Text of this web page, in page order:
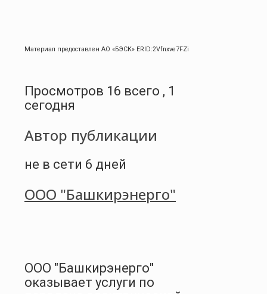
Материал предоставлен АО «БЭСК» ERID:2Vfnxve7FZi
Просмотров 16 всего , 1
сегодня
Автор публикации
не в сети 6 дней
ООО "Башкирэнерго"
ООО "Башкирэнерго"
оказывает услуги по